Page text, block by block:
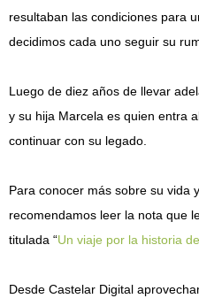
resultaban las condiciones para
decidimos cada uno seguir su
Luego de diez años de llevar
y su hija Marcela es quien entra
continuar con su legado.
Para conocer más sobre su vida
recomendamos leer la nota que
titulada “Un viaje por la historia
Desde Castelar Digital